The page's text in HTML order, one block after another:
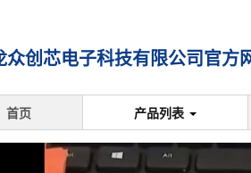
众创芯电子科技有限公司官
首页 产品列表